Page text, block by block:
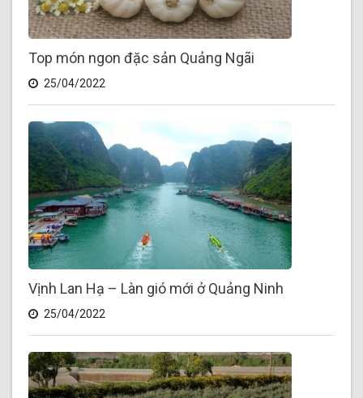
Top món ngon đặc sản Quảng Ngãi
25/04/2022
Vịnh Lan Hạ – Làn gió mới ở Quảng Ninh
25/04/2022